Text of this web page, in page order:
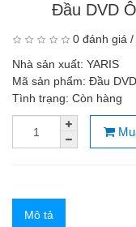
Đầu DVD
0 đánh giá /
Nhà sản xuất: YARIS
Mã sản phẩm: Đầu
Tình trạng: Còn hàng
Mô tả